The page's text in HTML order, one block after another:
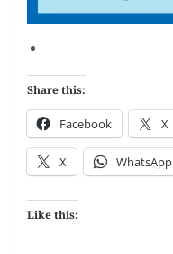
Share this:
Facebook X
X WhatsApp
Like this: